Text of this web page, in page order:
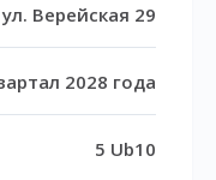
Верейская 29
2028 года
5 Ub10